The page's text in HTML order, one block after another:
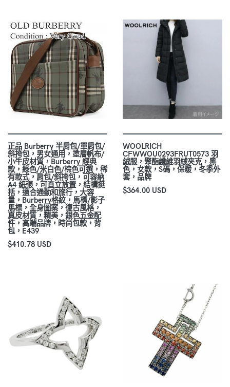
正品 Burberry 半肩包/單肩包/
斜挎包，男女通用，塗層帆布/
小牛皮材質，Burberry 經典
款，綠色/米白色/棕色可選，稀
有款式，肩包/斜挎包，可容納
A4 紙張，可直立放置，結構挺
括，適合通勤和旅行，大容
量，Burberry格紋，馬標/影子
馬標，全身圖案，復古風格，
真皮材質，精美，銀色五金配
件，高端品牌，時尚包款，背
包，E439
$410.78 USD
WOOLRICH
CFWWOU0293FRUT0573 羽
絨服，聚酯纖維羽絨夾克，黑
色，女款，S碼，保暖，冬季外
套，品牌
$364.00 USD